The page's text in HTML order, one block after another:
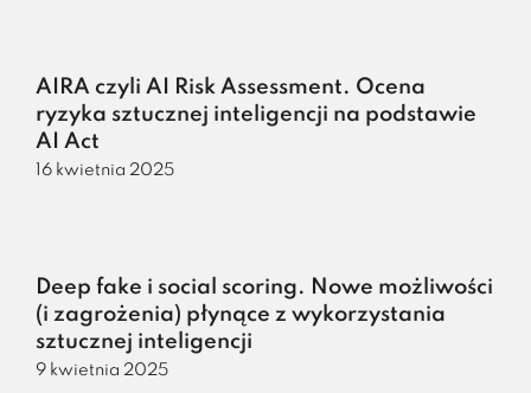
AIRA czyli AI Risk Assessment. Ocena
ryzyka sztucznej inteligencji na podstawie
AI Act
16 kwietnia 2025
Deep fake i social scoring. Nowe możliwości
(i zagrożenia) płynące z wykorzystania
sztucznej inteligencji
9 kwietnia 2025